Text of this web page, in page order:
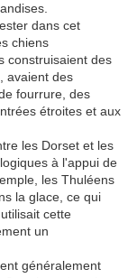
dans cet
chiens
construisaient des
avaient des
fourrure, des
étroites et aux
les Dorset et les
à l'appui de
les Thuléens
la glace, ce qui
cette
un
généralement